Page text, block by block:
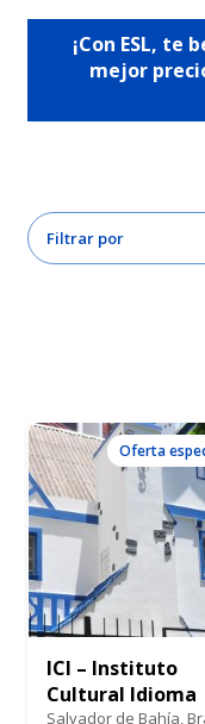
¡Con ESL, te
mejor
Filtrar por
Oferta
ICI – Instituto
Cultural Idioma
Salvador de Bahía,